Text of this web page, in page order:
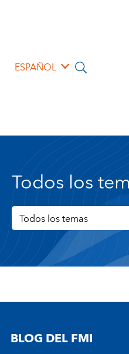
ESPAÑOL
Todos los
Todos los temas
BLOG DEL FMI